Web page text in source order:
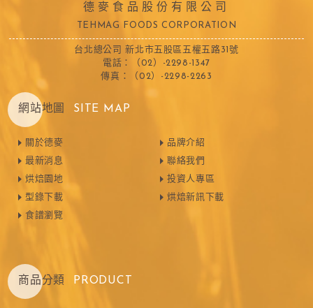
德麥食品股份有限公司
TEHMAG FOODS CORPORATION
台北總公司 新北市五股區五權五路31號
電話：（02）-2298-1347
傳真：（02）-2298-2263
網站地圖 SITE MAP
關於德麥
最新消息
烘焙園地
型錄下載
食譜瀏覽
品牌介紹
聯絡我們
投資人專區
烘焙新訊下載
商品分類 PRODUCT